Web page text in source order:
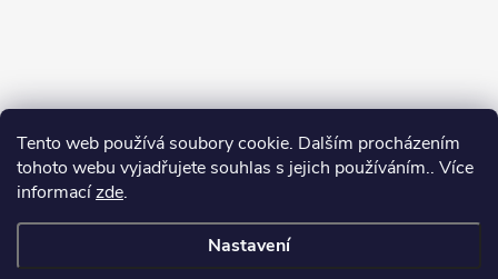
Tento web používá soubory cookie. Dalším procházením
tohoto webu vyjadřujete souhlas s jejich používáním.. Více
informacízde.
Nastavení